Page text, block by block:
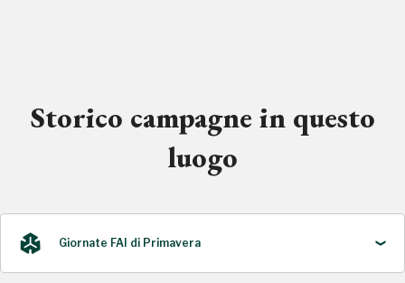
Storico campagne in questo
luogo
Giornate FAI di Primavera